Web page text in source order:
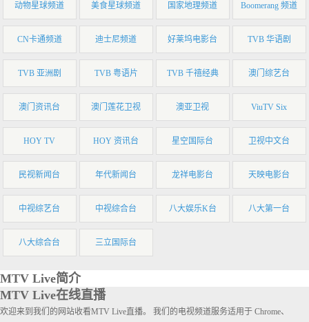
动物星球频道 美食星球频道 国家地理频道 Boomerang 频道
CN卡通频道 迪士尼频道 好莱坞电影台 TVB 华语剧
TVB 亚洲剧 TVB 粤语片 TVB 千禧经典 澳门综艺台
澳门资讯台 澳门莲花卫视 澳亚卫视 ViuTV Six
HOY TV HOY 资讯台 星空国际台 卫视中文台
民视新闻台 年代新闻台 龙祥电影台 天映电影台
中视综艺台 中视综合台 八大娱乐K台 八大第一台
八大综合台 三立国际台
MTV Live简介
MTV Live在线直播
欢迎来到我们的网站收看MTV Live直播。 我们的电视频道服务适用于 Chrome、